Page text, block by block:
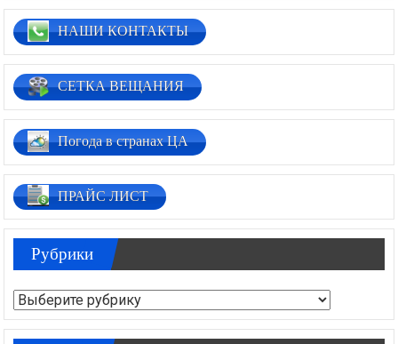
НАШИ КОНТАКТЫ
СЕТКА ВЕЩАНИЯ
Погода в странах ЦА
ПРАЙС ЛИСТ
Рубрики
Рубрики